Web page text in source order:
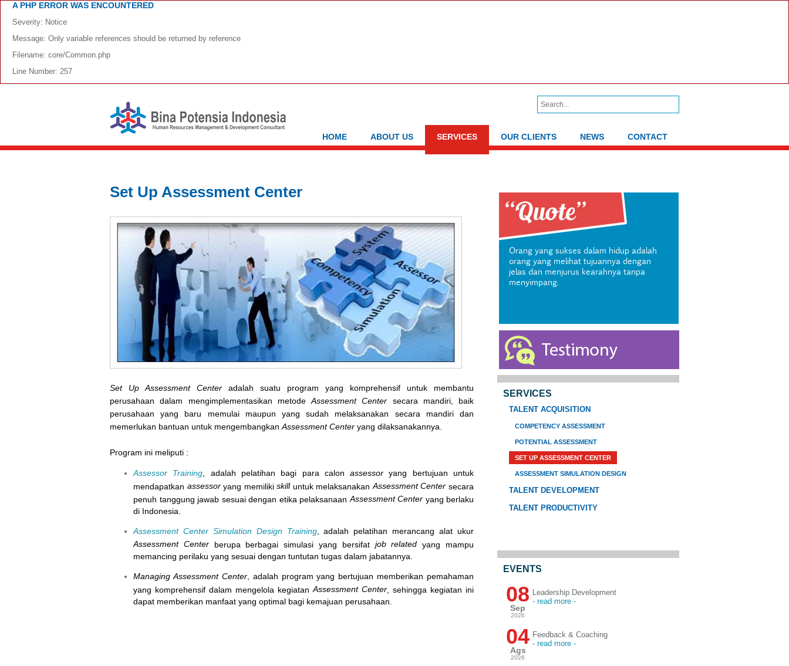
A PHP ERROR WAS ENCOUNTERED
Severity: Notice
Message: Only variable references should be returned by reference
Filename: core/Common.php
Line Number: 257
HOME ABOUT US SERVICES OUR CLIENTS NEWS CONTACT
Set Up Assessment Center
Set Up Assessment Center adalah suatu program yang komprehensif untuk membantu
perusahaan dalam mengimplementasikan metode Assessment Center secara mandiri, baik
perusahaan yang baru memulai maupun yang sudah melaksanakan secara mandiri dan
memerlukan bantuan untuk mengembangkan Assessment Center yang dilaksanakannya.
Program ini meliputi :
Assessor Training , adalah pelatihan bagi para calonassessoryang bertujuan untuk
mendapatkan assessoryang memilikiskilluntuk melaksanakan Assessment Center secara
penuh tanggung jawab sesuai dengan etika pelaksanaan Assessment Center yang berlaku
di Indonesia.
Assessment Center Simulation Design Training, adalah pelatihan merancang alat ukur
Assessment Centerberupa berbagai simulasi yang bersifat job related yang mampu
memancing perilaku yang sesuai dengan tuntutan tugas dalam jabatannya.
Managing Assessment Center, adalah program yang bertujuan memberikan pemahaman
yang komprehensif dalam mengelola kegiatan Assessment Center , sehingga kegiatan ini
dapat memberikan manfaat yang optimal bagi kemajuan perusahaan.
Orang yang sukses dalam hidup adalah
orang yang melihat tujuannya dengan
jelas dan menjurus kearahnya tanpa
menyimpang.
SERVICES
TALENT ACQUISITION
COMPETENCY ASSESSMENT
POTENTIAL ASSESSMENT
SET UP ASSESSMENT CENTER
ASSESSMENT SIMULATION DESIGN
TALENT DEVELOPMENT
TALENT PRODUCTIVITY
EVENTS
08
Sep
2026
Leadership Development
- read more -
04
Ags
2026
Feedback & Coaching
- read more -